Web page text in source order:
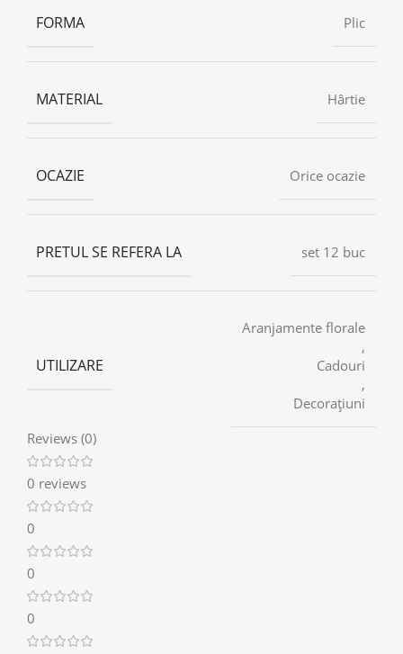
FORMA Plic
MATERIAL Hârtie
OCAZIE Orice ocazie
PRETUL SE REFERA LA set 12 buc
UTILIZARE
Aranjamente florale
,
Cadouri
,
Decorațiuni
Reviews (0)
0 reviews
0
0
0